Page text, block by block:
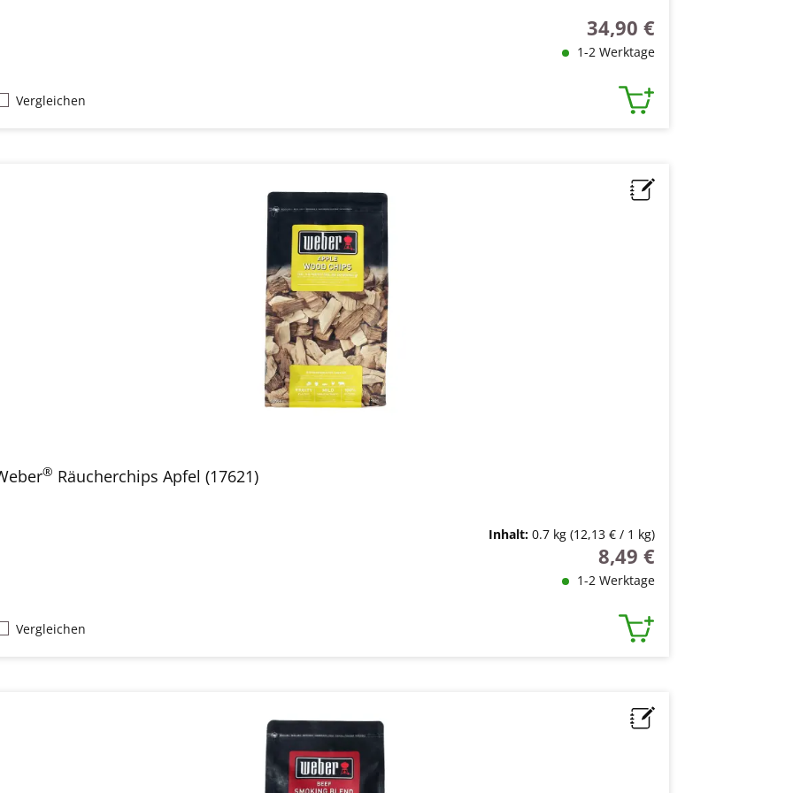
Regulärer Preis:
34,90 €
1-2 Werktage
Vergleichen
® Räucherchips Apfel (17621)
Inhalt: 0.7 kg (12,13 € / 1 kg)
Regulärer Preis:
8,49 €
1-2 Werktage
Vergleichen